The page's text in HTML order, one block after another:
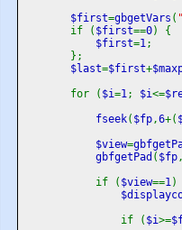
$first=gbgetVars (
if ( $first==0) {
$first=1;
};
$last=$first+
for ( $i=1; $i<=
fseek( $fp,6+(
$view=
gbfgetPad ( $fp
if ( $view==1)
if ( $i>=